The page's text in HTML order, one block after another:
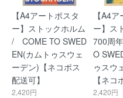
【A4アートポスタ
ー】ストックホルム
/ COME TO SWED
EN(カムトゥスウェ
ーデン)【ネコポス
配送可】
2,420円
【A4
ー】ス
700周
O
ゥスウ
【ネコ
2,420円